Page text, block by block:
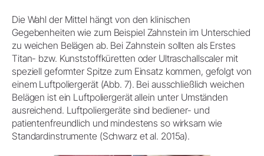
Die Wahl der Mittel hängt von den klinischen
Gegebenheiten wie zum Beispiel Zahnstein im Unterschied
zu weichen Belägen ab. Bei Zahnstein sollten als Erstes
Titan- bzw. Kunststoffküretten oder Ultraschallscaler mit
speziell geformter Spitze zum Einsatz kommen, gefolgt von
einem Luftpoliergerät (Abb. 7). Bei ausschließlich weichen
Belägen ist ein Luftpoliergerät allein unter Umständen
ausreichend. Luftpoliergeräte sind bediener- und
patientenfreundlich und mindestens so wirksam wie
Standardinstrumente (Schwarz et al. 2015a).